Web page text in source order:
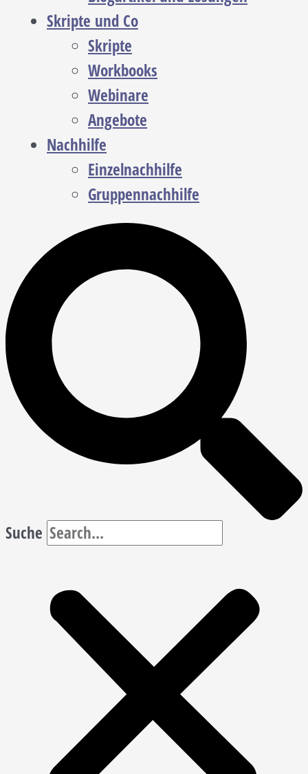
Skripte und Co
Skripte
Workbooks
Webinare
Angebote
Nachhilfe
Einzelnachhilfe
Gruppennachhilfe
Suche